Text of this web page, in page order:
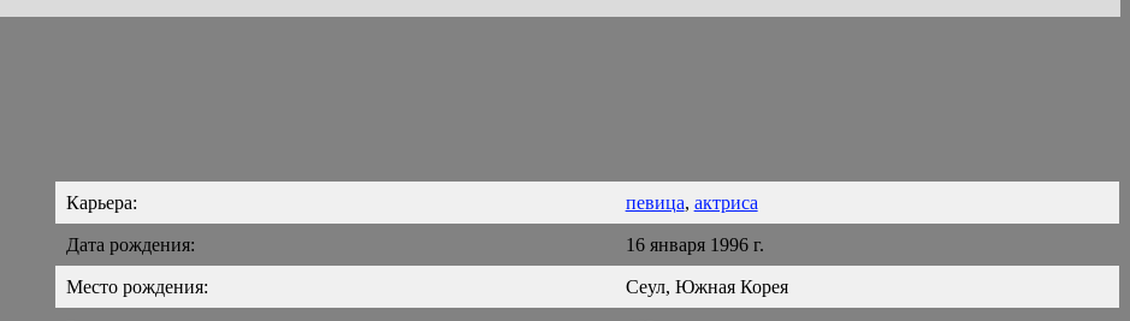
Карьера:
певица, актриса
Дата рождения: 16 января 1996 г.
Место рождения: Сеул, Южная Корея